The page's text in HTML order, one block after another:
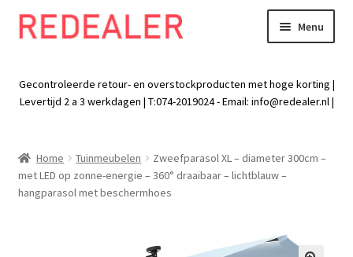
Skip
Skip
Menu
Baby en kind
Vrije tijd
Gecontroleerde retour- en overstockproducten met hoge korting |
Levertijd 2 a 3 werkdagen | T:074-2019024 - Email: info@redealer.nl|
Home Tuinmeubelen
Zweefparasol XL – diameter 300cm –
met LED op zonne-energie – 360° draaibaar – lichtblauw –
hangparasol met beschermhoes